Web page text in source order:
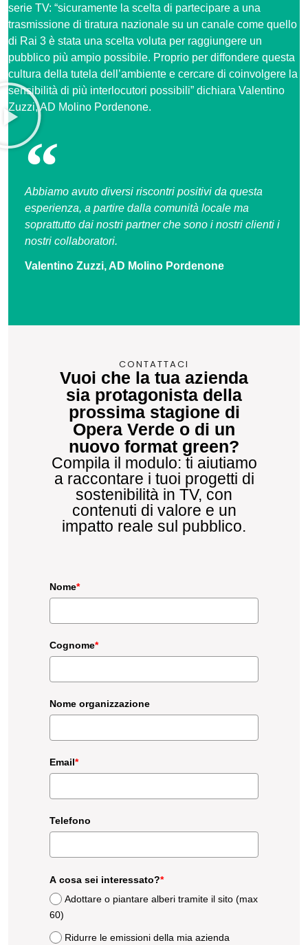
serie TV: “sicuramente la scelta di partecipare a una
trasmissione di tiratura nazionale su un canale come quello
di Rai 3 è stata una scelta voluta per raggiungere un
pubblico più ampio possibile. Proprio per diffondere questa
cultura della tutela dell’ambiente e cercare di coinvolgere la
sensibilità di più interlocutori possibili” dichiara Valentino
Zuzzi, AD Molino Pordenone​.
Abbiamo avuto diversi riscontri positivi da questa
esperienza, a partire dalla comunità locale ma
soprattutto dai nostri partner che sono i nostri clienti i
nostri collaboratori.
Valentino Zuzzi, AD Molino Pordenone
CONTATTACI
Vuoi che la tua azienda
sia protagonista della
prossima stagione di
Opera Verde o di un
nuovo format green?
Compila il modulo: ti aiutiamo
a raccontare i tuoi progetti di
sostenibilità in TV, con
contenuti di valore e un
impatto reale sul pubblico.
Nome*
Cognome*
Nome organizzazione
Email*
Telefono
A cosa sei interessato?*
Adottare o piantare alberi tramite il sito (max
60)
Ridurre le emissioni della mia azienda